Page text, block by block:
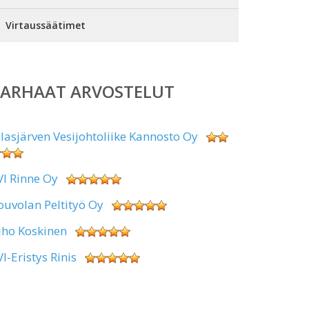
Virtaussäätimet
ARVOSTELUT
Vesijohtoliike Kannosto Oy
Rinne Oy
Peltityö Oy
Koskinen
Eristys Rinis